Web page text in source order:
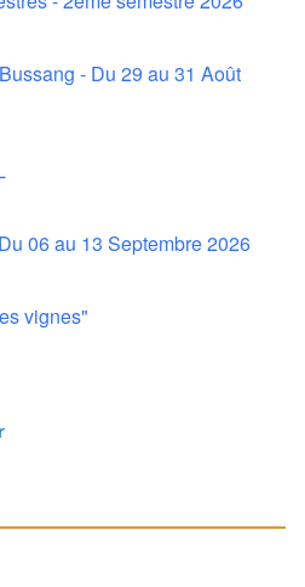
- Du 29 au 31 Août
06 au 13 Septembre 2026
vignes"